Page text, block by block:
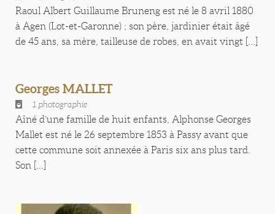
Raoul Albert Guillaume Bruneng est né le 8 avril 1880
à Agen (Lot-et-Garonne) ; son père, jardinier était âgé
de 45 ans, sa mère, tailleuse de robes, en avait vingt [...]
Georges MALLET
1 photographie
Aîné d’une famille de huit enfants, Alphonse Georges
Mallet est né le 26 septembre 1853 à Passy avant que
cette commune soit annexée à Paris six ans plus tard.
Son [...]